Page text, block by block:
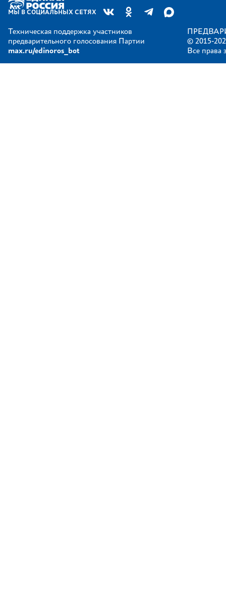
МЫ В СОЦИАЛЬНЫХ СЕТЯХ
Техническая поддержка участников
предварительного голосования Партии
max.ru/edinoros_bot
© 2015-
Все